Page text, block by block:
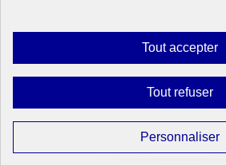
Tout accepter
Tout refuser
Personnaliser